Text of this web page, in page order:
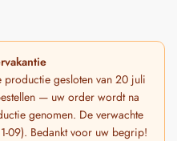
productie gesloten van 20 juli
— uw order wordt na
genomen. De verwachte
09). Bedankt voor uw begrip!